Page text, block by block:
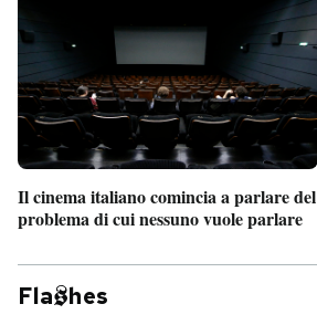
Il cinema italiano comincia a parlare del
problema di cui nessuno vuole parlare
Fla hes